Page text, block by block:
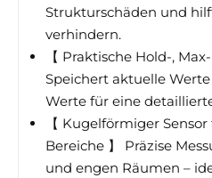
Strukturschäden und
verhindern.
【 Praktische Hold-,
Speichert aktuelle
Werte für eine
【 Kugelförmiger
Bereiche 】 Präzise
und engen Räumen –